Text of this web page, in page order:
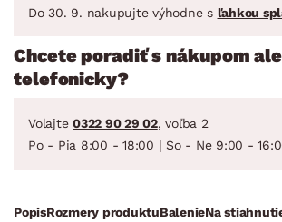
Do 30. 9. nakupujte výhodne s ľahkou
Chcete poradiť s nákupom
telefonicky?
Volajte 0322 90 29 02, voľba 2
Po - Pia 8:00 - 18:00 | So - Ne 9:00 -
PopisRozmery produktuBalenieNa